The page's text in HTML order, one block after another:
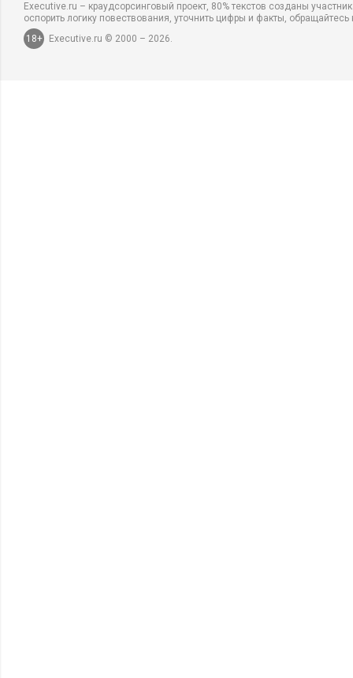
Executive.ru – краудсорсинговый проект, 80% текстов созданы
оспорить логику повествования, уточнить цифры и факты,
18+
Executive.ru © 2000 – 2026.